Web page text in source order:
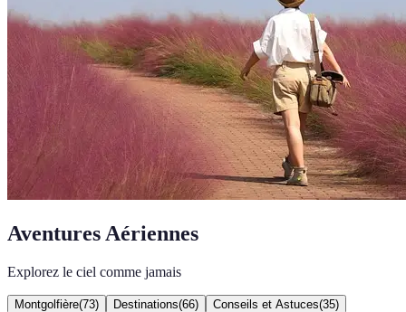
Aventures Aériennes
Explorez le ciel comme jamais
Montgolfière(73) Destinations(66) Conseils et Astuces(35)